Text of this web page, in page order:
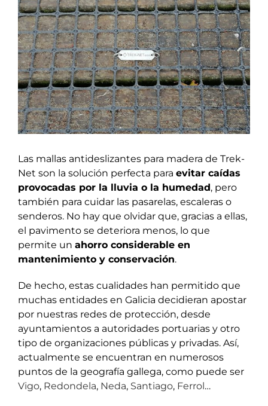
grande
Las mallas antideslizantes para madera de Trek-
Net son la solución perfecta para evitar caídas
provocadas por la lluvia o la humedad, pero
también para cuidar las pasarelas, escaleras o
senderos. No hay que olvidar que, gracias a ellas,
el pavimento se deteriora menos, lo que
permite un ahorro considerable en
mantenimiento y conservación.
De hecho, estas cualidades han permitido que
muchas entidades en Galicia decidieran apostar
por nuestras redes de protección, desde
ayuntamientos a autoridades portuarias y otro
tipo de organizaciones públicas y privadas. Así,
actualmente se encuentran en numerosos
puntos de la geografía gallega, como puede ser
Vigo, Redondela, Neda, Santiago, Ferrol …